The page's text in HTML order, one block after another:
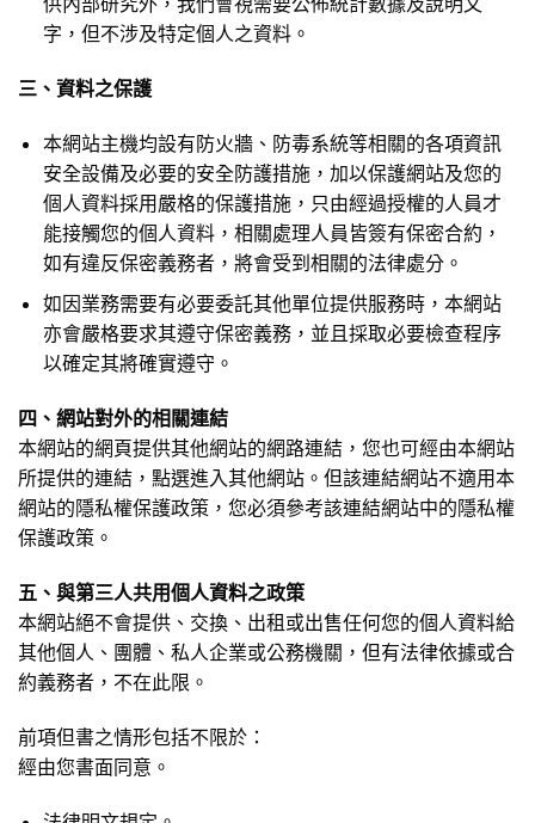
字，但不涉及特定個人之資料。
三、資料之保護
本網站主機均設有防火牆、防毒系統等相關的各項資訊
安全設備及必要的安全防護措施，加以保護網站及您的
個人資料採用嚴格的保護措施，只由經過授權的人員才
能接觸您的個人資料，相關處理人員皆簽有保密合約，
如有違反保密義務者，將會受到相關的法律處分。
如因業務需要有必要委託其他單位提供服務時，本網站
亦會嚴格要求其遵守保密義務，並且採取必要檢查程序
以確定其將確實遵守。
四、網站對外的相關連結
本網站的網頁提供其他網站的網路連結，您也可經由本網站
所提供的連結，點選進入其他網站。但該連結網站不適用本
網站的隱私權保護政策，您必須參考該連結網站中的隱私權
保護政策。
五、與第三人共用個人資料之政策
本網站絕不會提供、交換、出租或出售任何您的個人資料給
其他個人、團體、私人企業或公務機關，但有法律依據或合
約義務者，不在此限。
前項但書之情形包括不限於：
經由您書面同意。